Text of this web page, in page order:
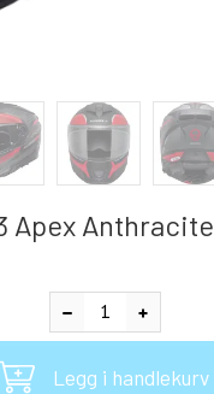
Apex Anthracite
Legg i handlekurv